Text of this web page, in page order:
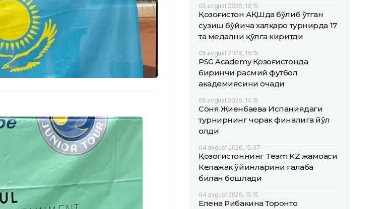
05 avgust 2026, 19:15
Қозоғистон АҚШда бўлиб ўтган
сузиш бўйича халқаро турнирда 17
та медални қўлга киритди
05 avgust 2026, 16:15
PSG Academy Қозоғистонда
биринчи расмий футбол
академиясини очади
05 avgust 2026, 14:15
Соня Жиенбаева Испаниядаги
турнирнинг чорак финалига йўл
олди
04 avgust 2026, 15:37
Қозоғистоннинг Team KZ жамоаси
Келажак ўйинларини ғалаба
билан бошлади
04 avgust 2026, 15:15
Елена Рибакина Торонто